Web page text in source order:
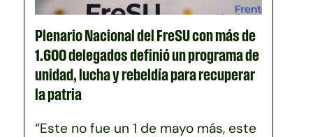
Plenario Nacional del FreSU con más de
1.600 delegados definió un programa de
unidad, lucha y rebeldía para recuperar
la patria
“Este no fue un 1 de mayo más, este